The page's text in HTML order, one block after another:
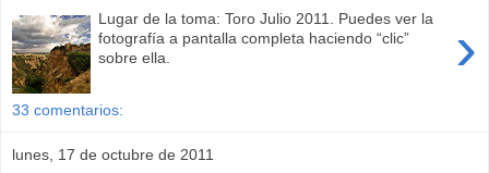
›
Lugar de la toma: Toro Julio 2011. Puedes ver la
fotografía a pantalla completa haciendo “clic”
sobre ella.
33 comentarios:
lunes, 17 de octubre de 2011